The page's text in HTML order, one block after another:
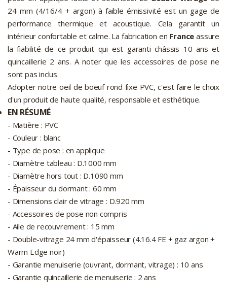
24 mm (4/16/4 + argon) à faible émissivité est un gage de
performance thermique et acoustique. Cela garantit un
intérieur confortable et calme. La fabrication en France assure
la fiabilité de ce produit qui est garanti châssis 10 ans et
quincaillerie 2 ans. A noter que les accessoires de pose ne
sont pas inclus.
Adopter notre oeil de boeuf rond fixe PVC, c'est faire le choix
d'un produit de haute qualité, responsable et esthétique.
EN RÉSUMÉ
- Matière : PVC
- Couleur : blanc
- Type de pose : en applique
- Diamètre tableau : D.1000 mm
- Diamètre hors tout : D.1090 mm
- Épaisseur du dormant : 60 mm
- Dimensions clair de vitrage : D.920 mm
- Accessoires de pose non compris
- Aile de recouvrement : 15 mm
- Double-vitrage 24 mm d'épaisseur (4.16.4 FE + gaz argon +
Warm Edge noir)
- Garantie menuiserie (ouvrant, dormant, vitrage) : 10 ans
- Garantie quincaillerie de menuiserie : 2 ans